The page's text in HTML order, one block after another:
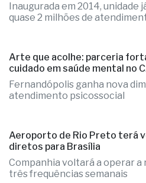
Inaugurada em 2014, unidade
quase 2 milhões de
Arte que acolhe: parceria
cuidado em saúde mental no
Fernandópolis ganha nova
atendimento psicossocial
Aeroporto de Rio Preto terá
diretos para Brasília
Companhia voltará a operar a
três frequências semanais